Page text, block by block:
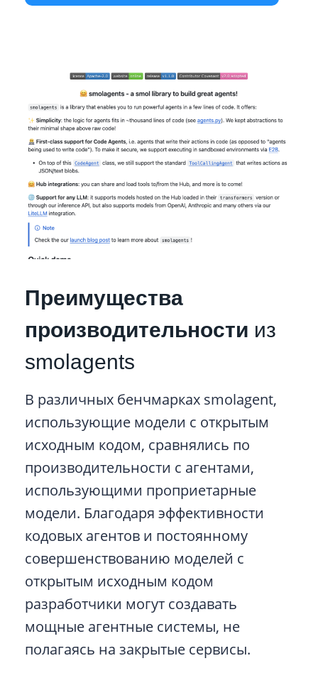
Преимущества
производительности из
smolagents
В различных бенчмарках smolagent,
использующие модели с открытым
исходным кодом, сравнялись по
производительности с агентами,
использующими проприетарные
модели. Благодаря эффективности
кодовых агентов и постоянному
совершенствованию моделей с
открытым исходным кодом
разработчики могут создавать
мощные агентные системы, не
полагаясь на закрытые сервисы.